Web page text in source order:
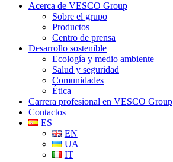
Acerca de VESCO Group
Sobre el grupo
Productos
Centro de prensa
Desarrollo sostenible
Ecología y medio ambiente
Salud y seguridad
Comunidades
Ética
Carrera profesional en VESCO Group
Contactos
ES
EN
UA
IT